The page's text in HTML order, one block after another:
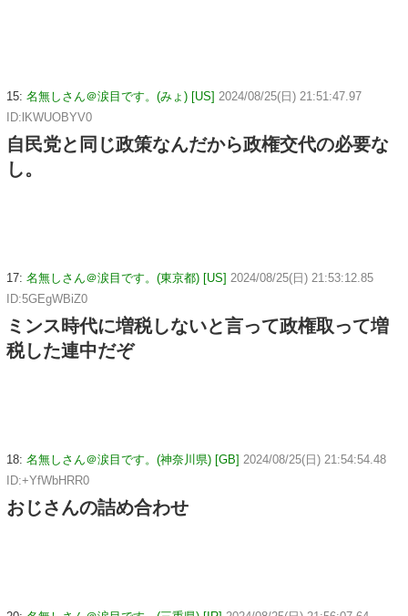
15: 名無しさん＠涙目です。(みょ) [US] 2024/08/25(日) 21:51:47.97
ID:lKWUOBYV0
自民党と同じ政策なんだから政権交代の必要な
し。
17: 名無しさん＠涙目です。(東京都) [US] 2024/08/25(日) 21:53:12.85
ID:5GEgWBiZ0
ミンス時代に増税しないと言って政権取って増
税した連中だぞ
18: 名無しさん＠涙目です。(神奈川県) [GB] 2024/08/25(日) 21:54:54.48
ID:+YfWbHRR0
おじさんの詰め合わせ